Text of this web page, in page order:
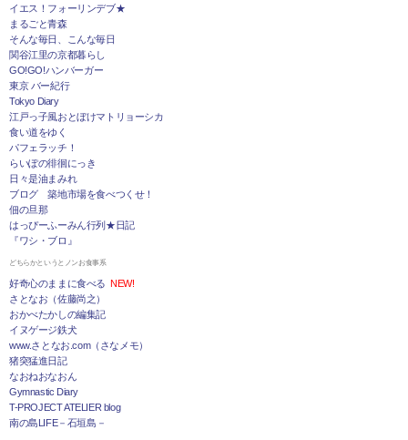
イエス！フォーリンデブ★
まるごと青森
そんな毎日、こんな毎日
関谷江里の京都暮らし
GO!GO!ハンバーガー
東京 バー紀行
Tokyo Diary
江戸っ子風おとぼけマトリョーシカ
食い道をゆく
パフェラッチ！
らいぽの徘徊にっき
日々是油まみれ
ブログ 築地市場を食べつくせ！
佃の旦那
はっぴーふーみん行列★日記
『ワシ・ブロ』
どちらかというとノンお食事系
好奇心のままに食べる NEW!
さとなお（佐藤尚之）
おかべたかしの編集記
イヌゲージ鉄犬
www.さとなお.com（さなメモ）
猪突猛進日記
なおねおなおん
Gymnastic Diary
T-PROJECT ATELIER blog
南の島LIFE－石垣島－